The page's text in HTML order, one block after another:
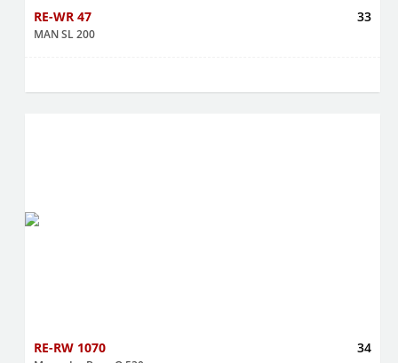
33
RE-WR 47
MAN SL 200
34
RE-RW 1070